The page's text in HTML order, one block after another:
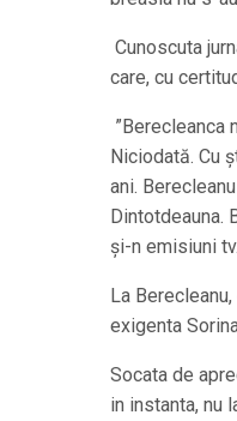
Cunoscuta
care, cu
”Berecleanca
Niciodată. Cu
ani.
Dintotdeauna.
și-n emisiuni tv.
La
exigenta
Socata de
in instanta, nu